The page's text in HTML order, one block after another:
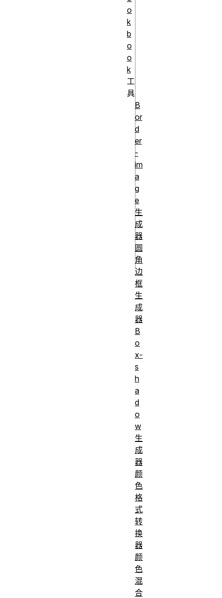
1fr) [col-
end])
repeat(4,
fit-
content(200px)
[col-end])
repeat(4, 10px
[col-start]
30% [col-
middle] 400px
o
k
b
o
o
k
工
具
B
or
d
er
-
im
a
g
e
生
成
器
圆
角
边
框
生
成
器
B
o
x-
s
h
a
d
o
w
生
成
器
颜
色
格
式
转
换
器
颜
色
混
合